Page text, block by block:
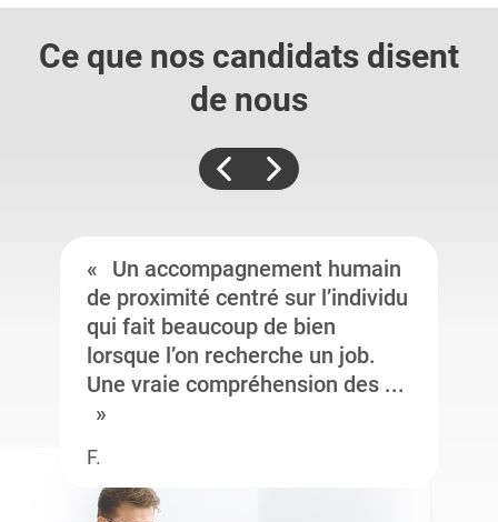
Ce que nos candidats disent
de nous
Un accompagnement humain
de proximité centré sur l’individu
qui fait beaucoup de bien
lorsque l’on recherche un job.
Une vraie compréhension des ...
F.